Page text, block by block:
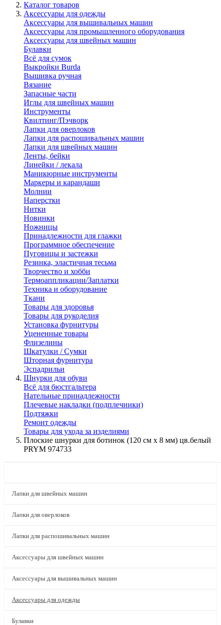
Каталог товаров
Аксессуары для одежды
Аксессуары для вышивальных машин
Аксессуары для промышленного оборудования
Аксессуары для швейных машин
Булавки
Всё для сумок
Выкройки Burda
Вышивка ручная
Вязание
Запасные части
Иглы для швейных машин
Инструменты
Квилтинг/Пэчворк
Лапки для оверлоков
Лапки для распошивальных машин
Лапки для швейных машин
Ленты, бейки
Линейки / лекала
Маникюрные инструменты
Маркеры и карандаши
Молнии
Наперстки
Нитки
Новинки
Ножницы
Принадлежности для глажки
Программное обеспечение
Пуговицы и застежки
Резинка, эластичная тесьма
Творчество и хобби
Термоаппликации/Заплатки
Техника и оборудование
Ткани
Товары для здоровья
Товары для рукоделия
Установка фурнитуры
Уцененные товары
Флизелины
Шкатулки / Сумки
Шторная фурнитура
Эспадрильи
Шнурки для обуви
Всё для бюстгальтера
Нательные принадлежности
Плечевые накладки (подплечники)
Подтяжки
Ремонт одежды
Товары для ухода за изделиями
Плоские шнурки для ботинок (120 см x 8 мм) цв.белый
PRYM 974733
Лапки для швейных машин
Лапки для оверлоков
Лапки для распошивальных машин
Аксессуары для швейных машин
Аксессуары для вышивальных машин
Аксессуары для одежды
Булавки